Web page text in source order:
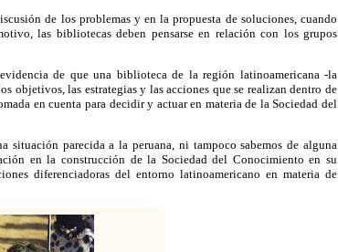
de los problemas y en la propuesta de soluciones, cuando
las bibliotecas deben pensarse en relación con los grupos
de que una biblioteca de la región latinoamericana -la
objetivos, las estrategias y las acciones que se realizan dentro de
en cuenta para decidir y actuar en materia de la Sociedad del
parecida a la peruana, ni tampoco sabemos de alguna
en la construcción de la Sociedad del Conocimiento en su
diferenciadoras del entorno latinoamericano en materia de